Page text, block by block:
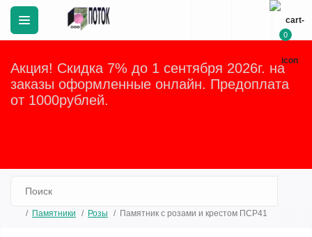
Акция! Скидка 7% до 1 сентября 2026г. на
заказы оформленные онлайн. Предоплата
от 1000рублей.
0
Памятники Розы Памятник с розами и крестом ПСР41